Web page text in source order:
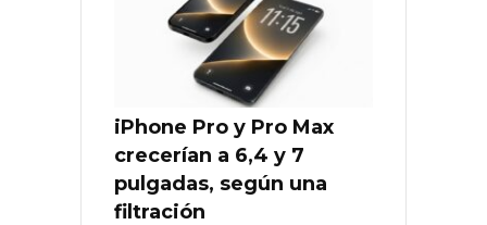
iPhone Pro y Pro Max
crecerían a 6,4 y 7
pulgadas, según una
filtración